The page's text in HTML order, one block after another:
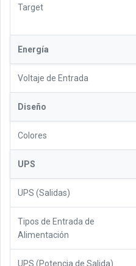
Target
Energía
Voltaje de Entrada
Diseño
Colores
UPS
UPS (Salidas)
Tipos de Entrada de
Alimentación
UPS (Potencia de Salida)